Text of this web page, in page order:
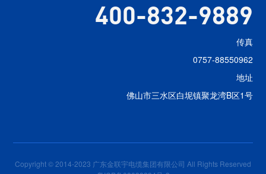
400-832-9889
传真
0757-88550962
地址
佛山市三水区白坭镇聚龙湾B区1号
Copyright © 2014-2023 广东金联宇电缆集团有限公司 All Rights Reserved